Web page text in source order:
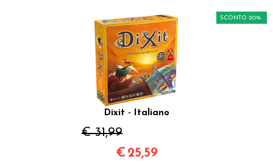
Dixit - Italiano
€ 31,99
SCONTO 20%
€ 25,59